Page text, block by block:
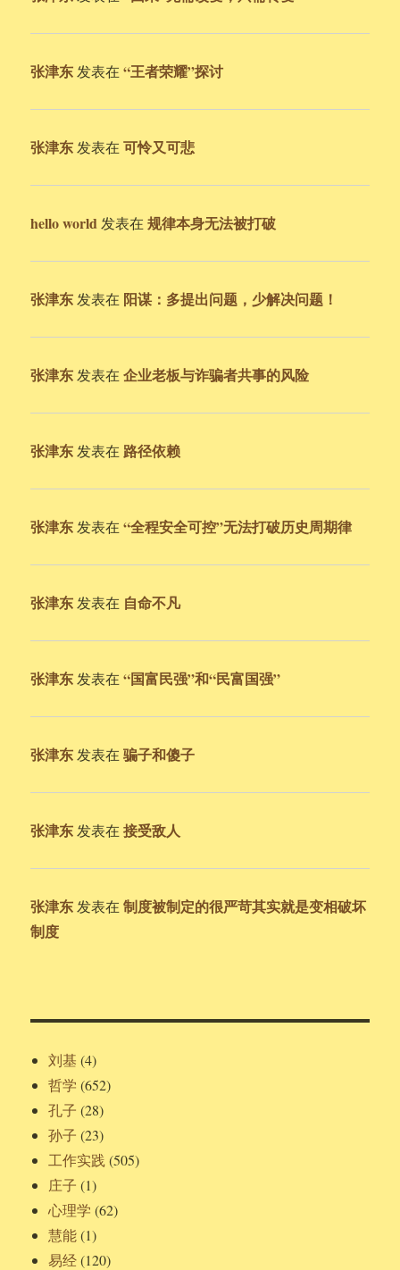
张津东 发表在“王者荣耀”探讨
张津东 发表在可怜又可悲
hello world 发表在规律本身无法被打破
张津东 发表在 阳谋：多提出问题，少解决问题！
张津东 发表在企业老板与诈骗者共事的风险
张津东 发表在 路径依赖
张津东 发表在“全程安全可控”无法打破历史周期律
张津东 发表在 自命不凡
张津东 发表在“国富民强”和“民富国强”
张津东 发表在骗子和傻子
张津东 发表在接受敌人
张津东 发表在制度被制定的很严苛其实就是变相破坏
制度
刘基 (4)
哲学 (652)
孔子 (28)
孙子 (23)
工作实践 (505)
庄子 (1)
心理学 (62)
慧能(1)
易经(120)